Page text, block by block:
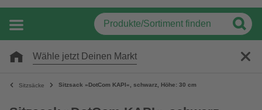
Wähle jetzt Deinen Markt
Sitzsäcke Sitzsack »DotCom KAPI«, schwarz, Höhe: 30 cm